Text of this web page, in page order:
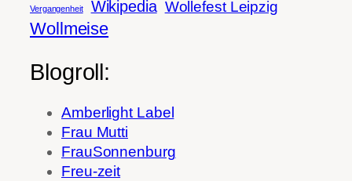
Vergangenheit Wikipedia Wollefest Leipzig
Wollmeise
Blogroll:
Amberlight Label
Frau Mutti
FrauSonnenburg
Freu-zeit